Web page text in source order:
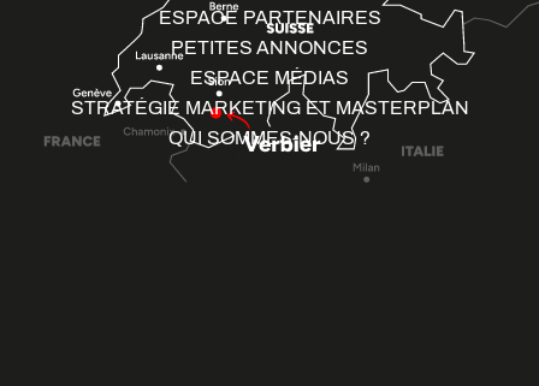
ESPACE PARTENAIRES
PETITES ANNONCES
ESPACE MÉDIAS
STRATÉGIE MARKETING ET MASTERPLAN
QUI SOMMES-NOUS ?